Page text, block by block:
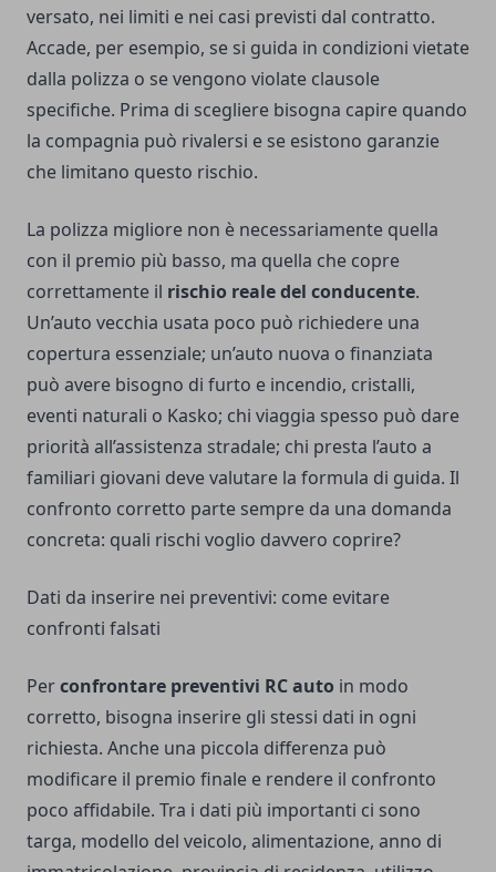
versato, nei limiti e nei casi previsti dal contratto.
Accade, per esempio, se si guida in condizioni vietate
dalla polizza o se vengono violate clausole
specifiche. Prima di scegliere bisogna capire quando
la compagnia può rivalersi e se esistono garanzie
che limitano questo rischio.
La polizza migliore non è necessariamente quella
con il premio più basso, ma quella che copre
correttamente il rischio reale del conducente.
Un’auto vecchia usata poco può richiedere una
copertura essenziale; un’auto nuova o finanziata
può avere bisogno di furto e incendio, cristalli,
eventi naturali o Kasko; chi viaggia spesso può dare
priorità all’assistenza stradale; chi presta l’auto a
familiari giovani deve valutare la formula di guida. Il
confronto corretto parte sempre da una domanda
concreta: quali rischi voglio davvero coprire?
Dati da inserire nei preventivi: come evitare
confronti falsati
Perconfrontare preventivi RC auto in modo
corretto, bisogna inserire gli stessi dati in ogni
richiesta. Anche una piccola differenza può
modificare il premio finale e rendere il confronto
poco affidabile. Tra i dati più importanti ci sono
targa, modello del veicolo, alimentazione, anno di